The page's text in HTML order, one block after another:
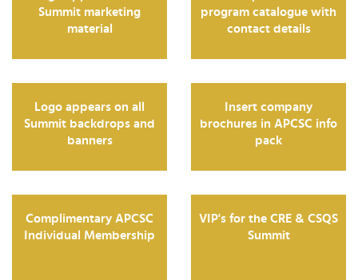
Summit marketing
material
program catalogue with
contact details
Logo appears on all
Summit backdrops and
banners
Insert company
brochures in APCSC info
pack
Complimentary APCSC
Individual Membership
VIP's for the CRE & CSQS
Summit